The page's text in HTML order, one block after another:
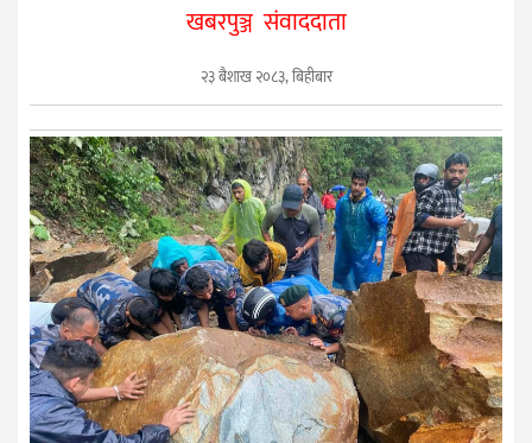
फोटो
पुञ्ज
युनिकोड
खबरपुञ्ज संवाददाता
२३ बैशाख २०८३, बिहीबार